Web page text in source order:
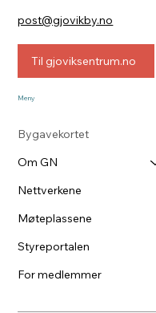
post@gjovikby.no
Til gjoviksentrum.no
Bygavekortet
Om GN
Nettverkene
Møteplassene
Styreportalen
For medlemmer
Meny